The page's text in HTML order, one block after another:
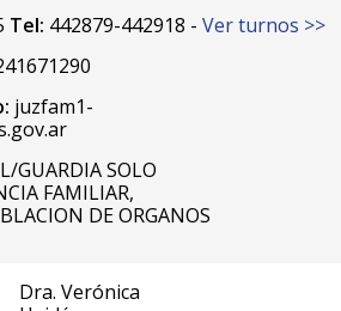
Tel: 442879-442918 - Ver turnos >>
juzfam1-
GUARDIA SOLO
FAMILIAR,
DE ORGANOS
Dra. Verónica